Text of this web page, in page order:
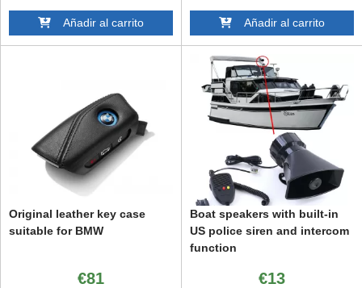
Añadir al carrito Añadir al carrito
Original leather key case
suitable for BMW
€81
Boat speakers with built-in
US police siren and intercom
function
€13